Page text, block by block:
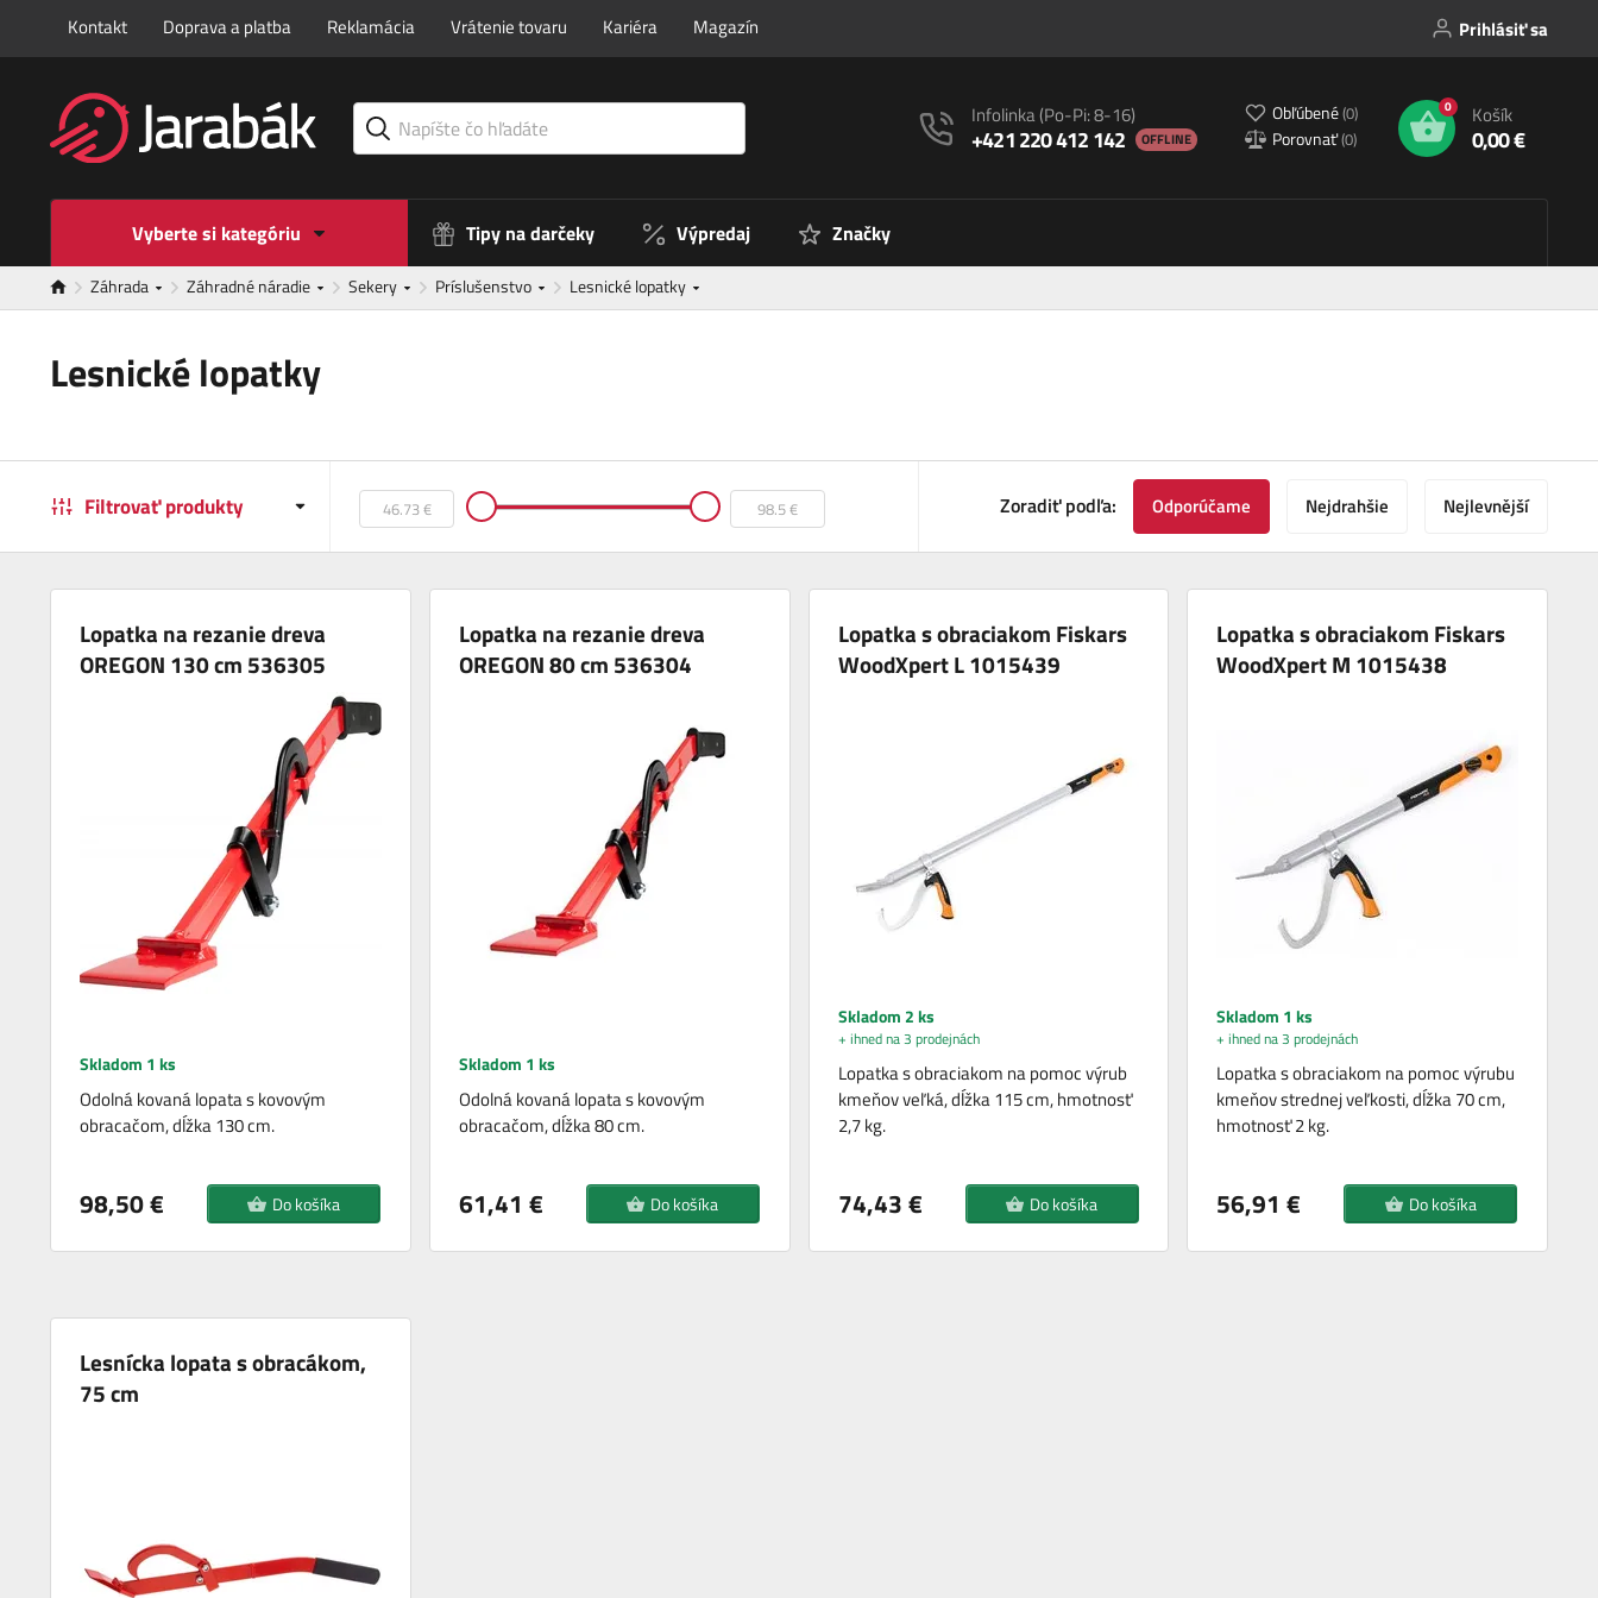
Kontakt Doprava a platba Reklamácia Vrátenie tovaru Kariéra Magazín Prihlásiť sa
Infolinka(Po-Pi: 8-16)
+421 220 412 142 OFFLINE
Obľúbené(0)
Porovnať(0)
0 Košík
0,00 €
Vyberte si kategóriu Tipy na darčeky Výpredaj Značky
Záhrada Záhradné náradie Sekery Príslušenstvo Lesnické lopatky
Lesnické lopatky
Filtrovať produkty Zoradiť podľa: Odporúčame Nejdrahšie Nejlevnější
Lopatka na rezanie dreva
OREGON 130 cm 536305
Skladom 1 ks
Odolná kovaná lopata s kovovým
obracačom, dĺžka 130 cm.
98,50 € Do košíka
Lopatka na rezanie dreva
OREGON 80 cm 536304
Skladom 1 ks
Odolná kovaná lopata s kovovým
obracačom, dĺžka 80 cm.
61,41 € Do košíka
Lopatka s obraciakom Fiskars
WoodXpert L 1015439
Skladom 2 ks
+ ihned na 3 prodejnách
Lopatka s obraciakom na pomoc výrub
kmeňov veľká, dĺžka 115 cm, hmotnosť
2,7 kg.
74,43 € Do košíka
Lopatka s obraciakom Fiskars
WoodXpert M 1015438
Skladom 1 ks
+ ihned na 3 prodejnách
Lopatka s obraciakom na pomoc výrubu
kmeňov strednej veľkosti, dĺžka 70 cm,
hmotnosť 2 kg.
56,91 € Do košíka
Lesnícka lopata s obracákom,
75 cm